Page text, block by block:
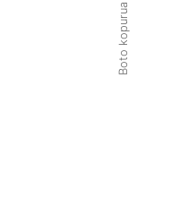
Boto kopurua